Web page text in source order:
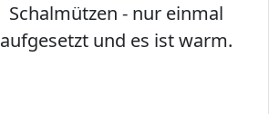
Schalmützen - nur einmal
aufgesetzt und es ist warm.